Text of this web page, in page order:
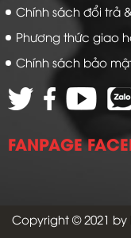
Chính sách đổi trả
Phương thức giao
Chính sách bảo
FANPAGE
Copyright © 2021 by